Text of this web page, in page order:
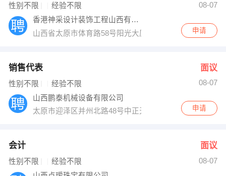
性别不限 经验不限
08-07
香港神采设计装饰工程山西有限公司
山西省太原市体育路58号阳光大厦8层
申请
销售代表 面议
性别不限 经验不限
08-07
山西鹏泰机械设备有限公司
太原市迎泽区并州北路48号中正天街南门
申请
会计 面议
性别不限 经验不限
08-07